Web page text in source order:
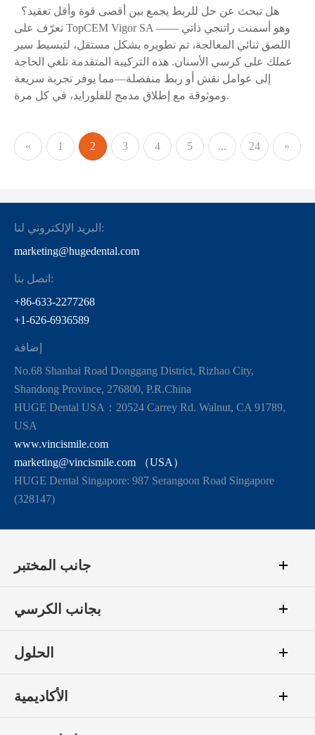
هل تبحث عن حل للربط يجمع بين أقصى قوة وأقل تعقيد؟
تعرّف على TopCEM Vigor SA —— وهو أسمنت راتنجي ذاتي
اللصق ثنائي المعالجة، تم تطويره بشكل مستقل، لتبسيط سير
عملك على كرسي الأسنان. هذه التركيبة المتقدمة تلغي الحاجة
إلى عوامل نقش أو ربط منفصلة—مما يوفر تجربة سريعة
وموثوقة مع إطلاق مدمج للفلورايد، في كل مرة.
« 1 2 3 4 5 ... 24 »
البريد الإلكتروني لنا:
marketing@hugedental.com
اتصل بنا:
+86-633-2277268
+1-626-6936589
إضافة
No.68 Shanhai Road Donggang District, Rizhao City,
Shandong Province, 276800, P.R.China
HUGE Dental USA：20524 Carrey Rd. Walnut, CA 91789,
USA
www.vincismile.com
marketing@vincismile.com （USA）
HUGE Dental Singapore: 987 Serangoon Road Singapore
(328147)
جانب المختبر
بجانب الكرسي
الحلول
الأكاديمية